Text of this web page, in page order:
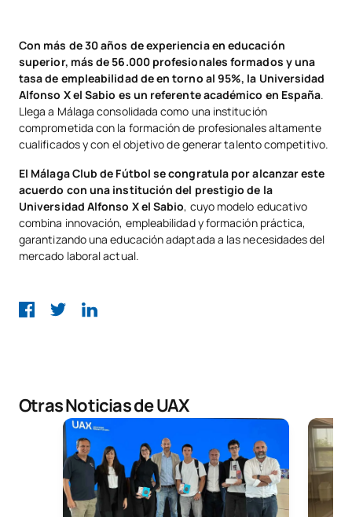
Con más de 30 años de experiencia en educación
superior, más de 56.000 profesionales formados y una
tasa de empleabilidad de en torno al 95%, la Universidad
Alfonso X el Sabio es un referente académico en España.
Llega a Málaga consolidada como una institución
comprometida con la formación de profesionales altamente
cualificados y con el objetivo de generar talento competitivo.
El Málaga Club de Fútbol se congratula por alcanzar este
acuerdo con una institución del prestigio de la
Universidad Alfonso X el Sabio, cuyo modelo educativo
combina innovación, empleabilidad y formación práctica,
garantizando una educación adaptada a las necesidades del
mercado laboral actual.
Otras Noticias de UAX